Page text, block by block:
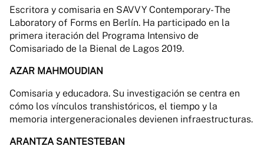
Escritora y comisaria en SAVVY Contemporary- The
Laboratory of Forms en Berlín. Ha participado en la
primera iteración del Programa Intensivo de
Comisariado de la Bienal de Lagos 2019.
AZAR MAHMOUDIAN
Comisaria y educadora. Su investigación se centra en
cómo los vínculos transhistóricos, el tiempo y la
memoria intergeneracionales devienen infraestructuras.
ARANTZA SANTESTEBAN